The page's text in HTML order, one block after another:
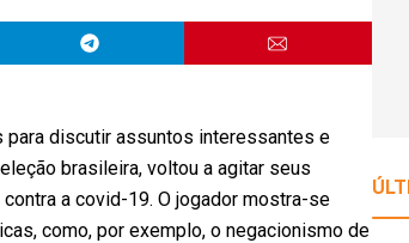
discutir assuntos interessantes e
brasileira, voltou a agitar seus
a covid-19. O jogador mostra-se
como, por exemplo, o negacionismo de